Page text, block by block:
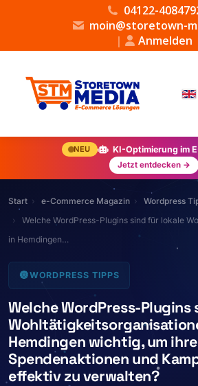
04122-
moin@storetown-
|
Anmelden
NEU KI-Optimierung im
Jetzt entdecken →
Start e-Commerce Magazin
Wordpress
Welche WordPress-Plugins sind für lokale
in Hemdingen…
🔘WORDPRESS TIPPS
Welche WordPress-Plugins
Hemdingen wichtig, um ihre
Spendenaktionen und
effektiv zu verwalten?